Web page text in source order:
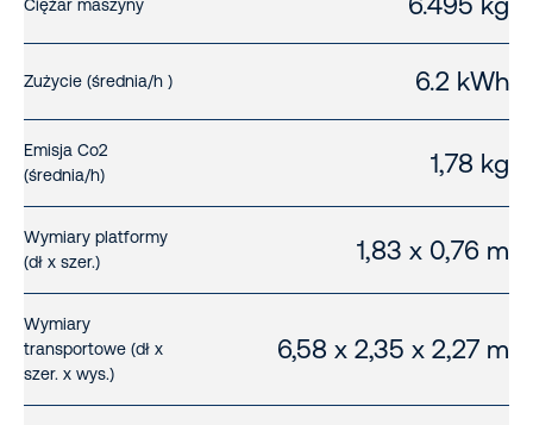
Ciężar maszyny
Zużycie (średnia/h ) 6.2 kWh
Emisja Co2
(średnia/h)
1,78 kg
Wymiary platformy
(dł x szer.)
1,83 x 0,76 m
Wymiary
transportowe (dł x
szer. x wys.)
6,58 x 2,35 x 2,27 m